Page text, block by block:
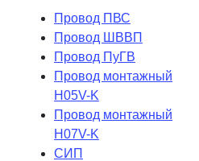
Провод ПВС
Провод ШВВП
Провод ПуГВ
Провод монтажный
H05V-K
Провод монтажный
H07V-K
СИП